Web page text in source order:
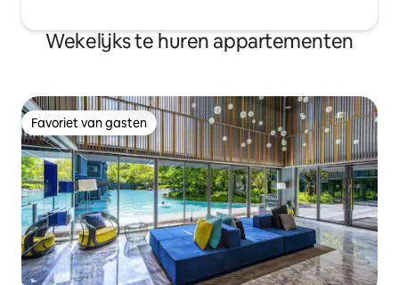
moeten worden gesloten voordat het
de rook kan activeren.
Wekelijks te huren appartementen
Favoriet van gasten
Favoriet van gasten